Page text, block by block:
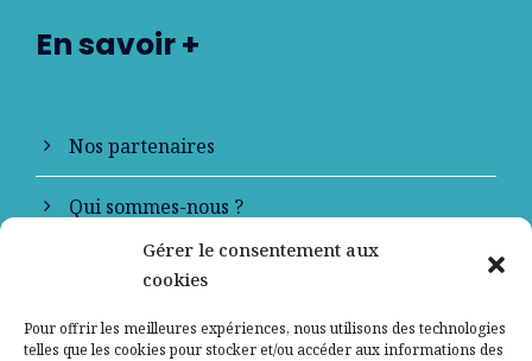
Gérer le consentement aux
cookies
Pour offrir les meilleures expériences, nous utilisons des technologies
telles que les cookies pour stocker et/ou accéder aux informations des
En savoir +
Nos partenaires
Qui sommes-nous ?
Contactez-nous
Mentions légales